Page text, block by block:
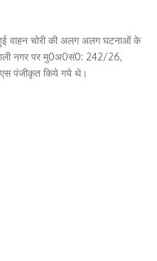
वाहन चोरी की अलग अलग घटनाओं के
नगर पर मु0अ0सं0: 242/26,
पंजीकृत किये गये थे।